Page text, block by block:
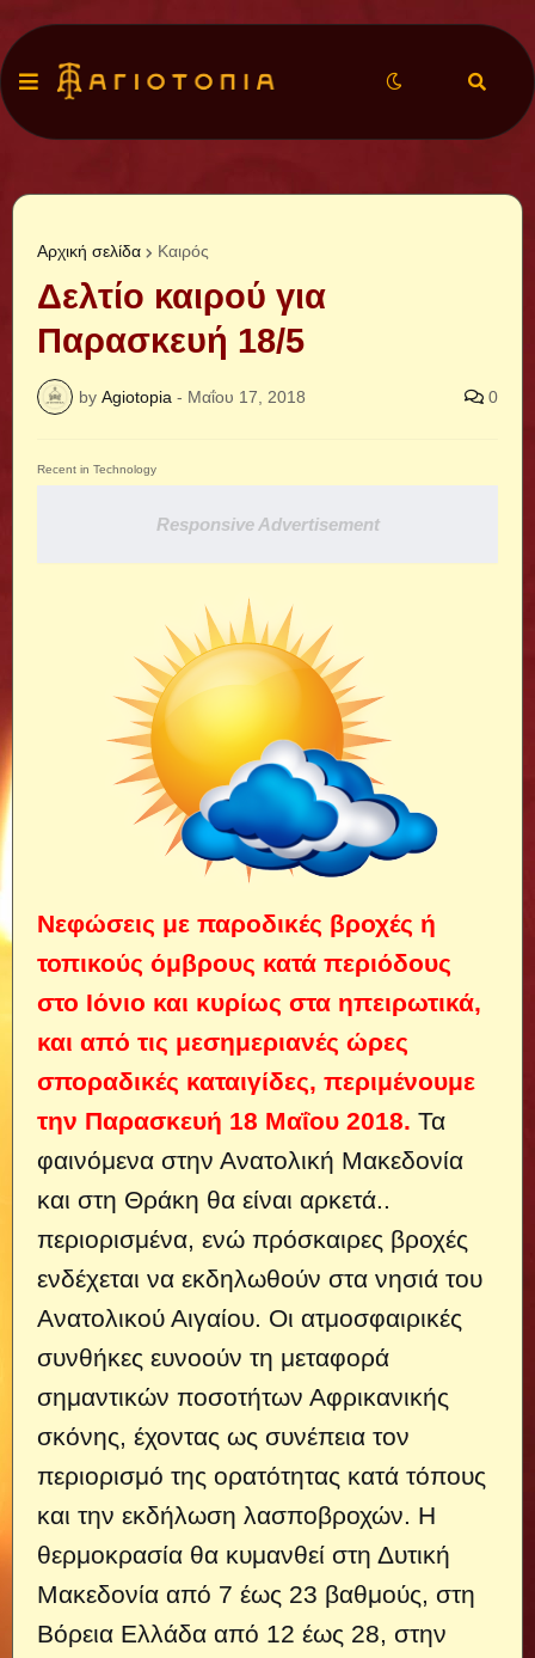
Αρχική σελίδα Καιρός
Δελτίο καιρού για
Παρασκευή 18/5
by Agiotopia - Μαΐου 17, 2018 0
Recent in Technology
Responsive Advertisement
Νεφώσεις με παροδικές βροχές ή
τοπικούς όμβρους κατά περιόδους
στο Ιόνιο και κυρίως στα ηπειρωτικά,
και από τις μεσημεριανές ώρες
σποραδικές καταιγίδες, περιμένουμε
την Παρασκευή 18 Μαΐου 2018. Τα
φαινόμενα στην Ανατολική Μακεδονία
και στη Θράκη θα είναι αρκετά..
περιορισμένα, ενώ πρόσκαιρες βροχές
ενδέχεται να εκδηλωθούν στα νησιά του
Ανατολικού Αιγαίου. Οι ατμοσφαιρικές
συνθήκες ευνοούν τη μεταφορά
σημαντικών ποσοτήτων Αφρικανικής
σκόνης, έχοντας ως συνέπεια τον
περιορισμό της ορατότητας κατά τόπους
και την εκδήλωση λασποβροχών. Η
θερμοκρασία θα κυμανθεί στη Δυτική
Μακεδονία από 7 έως 23 βαθμούς, στη
Βόρεια Ελλάδα από 12 έως 28, στην